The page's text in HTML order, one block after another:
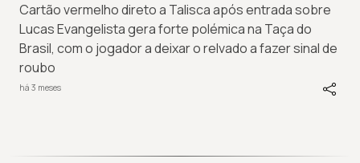
Cartão vermelho direto a Talisca após entrada sobre
Lucas Evangelista gera forte polémica na Taça do
Brasil, com o jogador a deixar o relvado a fazer sinal de
roubo
há 3 meses